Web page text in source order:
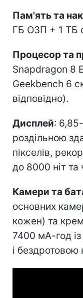
Пам'ять та
ГБ ОЗП + 1 ТБ
Процесор та
Snapdragon 8
Geekbench 6
відповідно).
Дисплей:
роздільною
пікселів,
до 8000 ніт та
Камери та
основних
кожен) та
7400 мА-год
і бездротовою